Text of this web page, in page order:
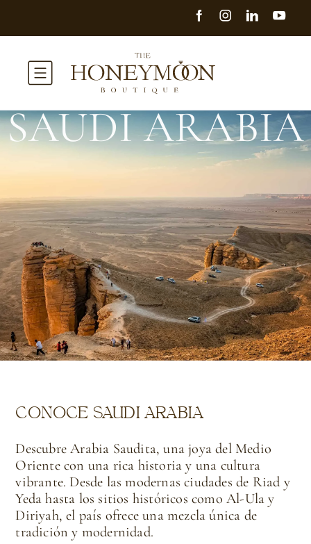
SAUDI ARABIA
CONOCE SAUDI ARABIA
Descubre Arabia Saudita, una joya del Medio
Oriente con una rica historia y una cultura
vibrante. Desde las modernas ciudades de Riad y
Yeda hasta los sitios históricos como Al-Ula y
Diriyah, el país ofrece una mezcla única de
tradición y modernidad.